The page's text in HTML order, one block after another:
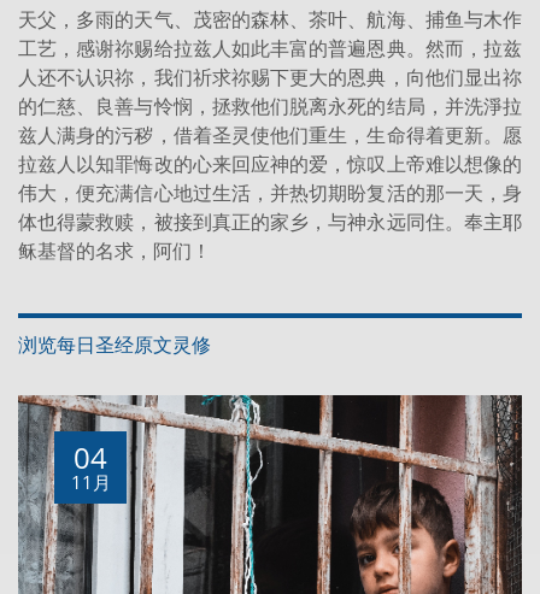
天父，多雨的天气、茂密的森林、茶叶、航海、捕鱼与木作
工艺，感谢祢赐给拉兹人如此丰富的普遍恩典。然而，拉兹
人还不认识祢，我们祈求祢赐下更大的恩典，向他们显出祢
的仁慈、良善与怜悯，拯救他们脱离永死的结局，并洗淨拉
兹人满身的污秽，借着圣灵使他们重生，生命得着更新。愿
拉兹人以知罪悔改的心来回应神的爱，惊叹上帝难以想像的
伟大，便充满信心地过生活，并热切期盼复活的那一天，身
体也得蒙救赎，被接到真正的家乡，与神永远同住。奉主耶
稣基督的名求，阿们！
浏览每日圣经原文灵修
04
11月